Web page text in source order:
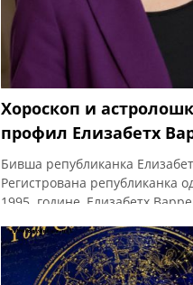
Хороскоп и
профил Елизабетх
Бивша републиканка
Регистрована републиканка
1995. године, Елизабетх
да су се републиканске
промениле. Она није једина
политици: Њен критичар